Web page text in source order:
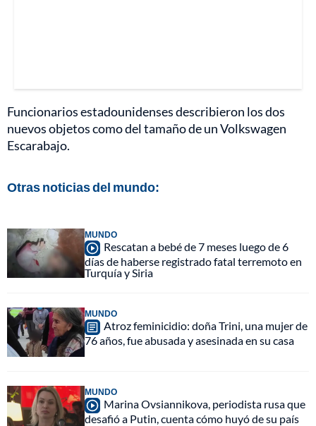
Funcionarios estadounidenses describieron los dos
nuevos objetos como del tamaño de un Volkswagen
Escarabajo.
Otras noticias del mundo:
MUNDO
Rescatan a bebé de 7 meses luego de 6
días de haberse registrado fatal terremoto en
Turquía y Siria
MUNDO
Atroz feminicidio: doña Trini, una mujer de
76 años, fue abusada y asesinada en su casa
MUNDO
Marina Ovsiannikova, periodista rusa que
desafió a Putin, cuenta cómo huyó de su país